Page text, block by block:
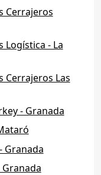
Cerrajeros
Logística - La
Cerrajeros Las
- Granada
Granada
Granada